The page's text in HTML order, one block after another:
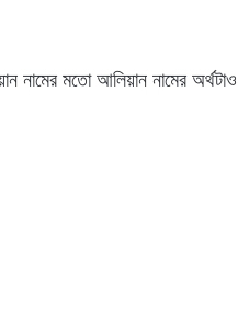
নামের মতো আলিয়ান নামের অর্থটাও